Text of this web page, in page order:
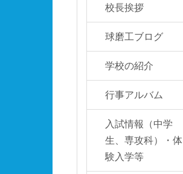
校長挨拶
球磨工ブログ
学校の紹介
行事アルバム
入試情報（中学
生、専攻科）・体
験入学等